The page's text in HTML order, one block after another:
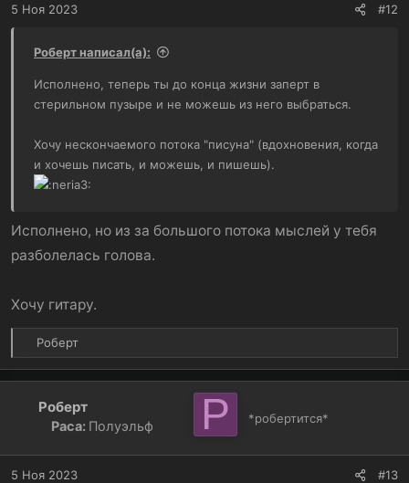
5 Ноя 2023 #12
Роберт написал(а):
Исполнено, теперь ты до конца жизни заперт в
стерильном пузыре и не можешь из него выбраться.
Хочу нескончаемого потока "писуна" (вдохновения, когда
и хочешь писать, и можешь, и пишешь).
Исполнено, но из за большого потока мыслей у тебя
разболелась голова.
Хочу гитару.
Р
е
ц
Роберт
Роберт
Раса: Полуэльф Р *робертится*
5 Ноя 2023 #13